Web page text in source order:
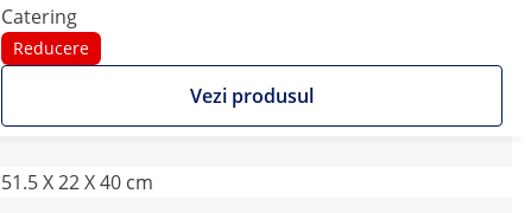
Catering
Reducere
Vezi produsul
51.5 X 22 X 40 cm